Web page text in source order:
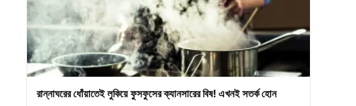
রান্নাঘরের ধোঁয়াতেই লুকিয়ে ফুসফুসের ক্যানসারের বিষ! এখনই সতর্ক হোন